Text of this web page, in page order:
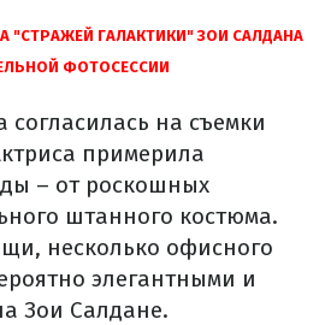
"СТРАЖЕЙ ГАЛАКТИКИ" ЗОИ САЛДАНА
ФОТОСЕССИИ
согласилась на съемки
примерила
– от роскошных
штанного костюма.
несколько офисного
элегантными и
Зои Салдане.